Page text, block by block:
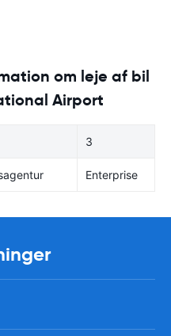
om leje af bil
Airport
3
Enterprise